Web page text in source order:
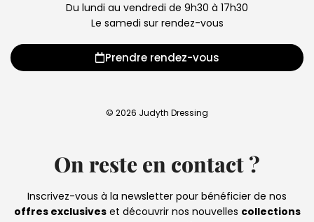
Du lundi au vendredi de 9h30 à 17h30
Le samedi sur rendez-vous
Prendre rendez-vous
© 2026 Judyth Dressing
On reste en contact ?
Inscrivez-vous à la newsletter pour bénéficier de nos
offres exclusiveset découvrir nos nouvelles collections